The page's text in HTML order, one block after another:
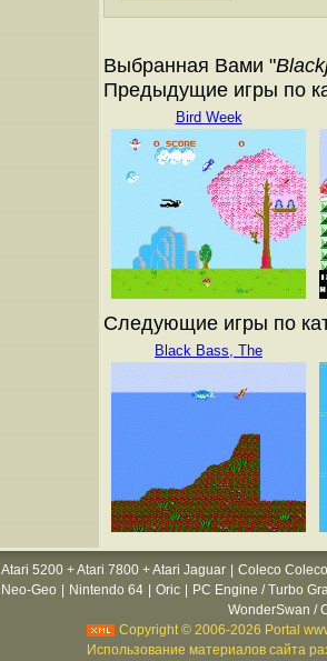
Выбранная Вами "
Предыдущие игры по
Bird Week
Следующие игры по
Black Bass, The
Atari 5200 + Atari 7800 + Atari Jaguar
Coleco
Neo-Geo Nintendo 64 Oric
PC Engine / Turbo
WonderSwan /
Copyright © 2006-2026 Portal
Использование материалов сайта